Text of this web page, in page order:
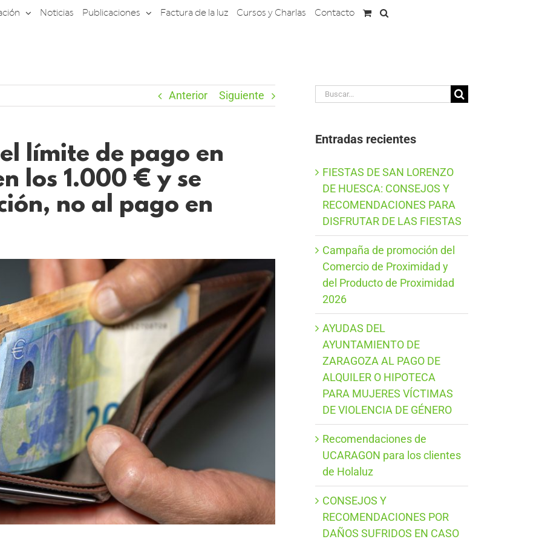
Noticias Publicaciones Factura de la luz Cursos y Charlas Contacto
Anterior Siguiente
el límite de pago en
los 1.000 € y se
no al pago en
Buscar:
Entradas recientes
FIESTAS DE SAN LORENZO
DE HUESCA: CONSEJOS Y
RECOMENDACIONES PARA
DISFRUTAR DE LAS FIESTAS
Campaña de promoción del
Comercio de Proximidad y
del Producto de Proximidad
2026
AYUDAS DEL
AYUNTAMIENTO DE
ZARAGOZA AL PAGO DE
ALQUILER O HIPOTECA
PARA MUJERES VÍCTIMAS
DE VIOLENCIA DE GÉNERO
Recomendaciones de
UCARAGON para los clientes
de Holaluz
CONSEJOS Y
RECOMENDACIONES POR
DAÑOS SUFRIDOS EN CASO